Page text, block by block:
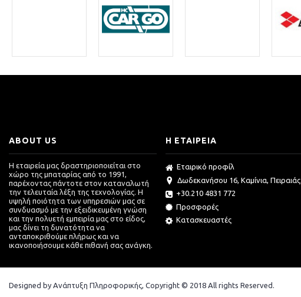
ABOUT US
Η εταιρεία μας δραστηριοποιείται στο
χώρο της μπαταρίας από το 1991,
παρέχοντας πάντοτε στον καταναλωτή
την τελευταία λέξη της τεχνολογίας. Η
υψηλή ποιότητα των υπηρεσιών μας σε
συνδυασμό με την εξειδικευμένη γνώση
και την πολυετή εμπειρία μας στο είδος,
μας δίνει τη δυνατότητα να
ανταποκριθούμε πλήρως και να
ικανοποιήσουμε κάθε πιθανή σας ανάγκη.
Η ΕΤΑΙΡΕΙΑ
Εταιρικό προφίλ
Δωδεκανήσου 16, Καμίνια, Πειραιάς.
+30.210 4831 772
Προσφορές
Κατασκευαστές
Designed by Ανάπτυξη Πληροφορικής, Copyright © 2018 All rights Reserved.